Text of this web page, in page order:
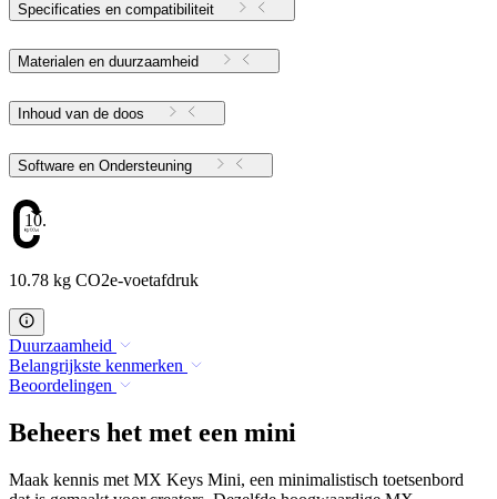
Specificaties en compatibiliteit
Materialen en duurzaamheid
Inhoud van de doos
Software en Ondersteuning
10.78
10.78 kg CO2e-voetafdruk
Duurzaamheid
Belangrijkste kenmerken
Beoordelingen
Beheers het met een mini
Maak kennis met MX Keys Mini, een minimalistisch toetsenbord